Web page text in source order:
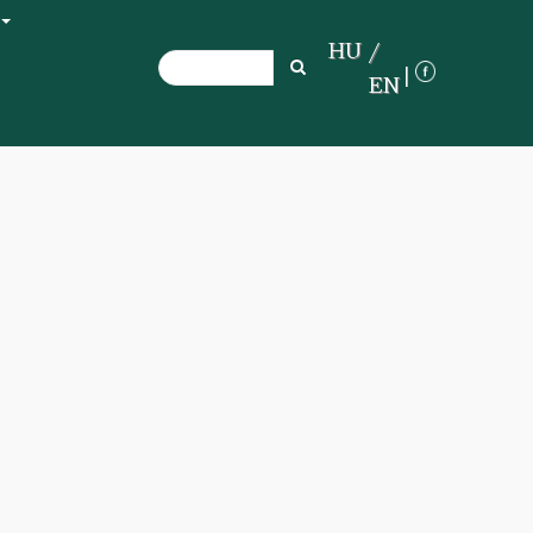
Search
Search
HU
EN